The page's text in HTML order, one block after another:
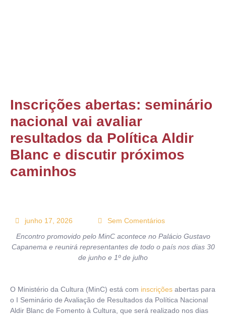
Inscrições abertas: seminário
nacional vai avaliar
resultados da Política Aldir
Blanc e discutir próximos
caminhos
junho 17, 2026
Sem Comentários
Encontro promovido pelo MinC acontece no Palácio Gustavo
Capanema e reunirá representantes de todo o país nos dias 30
de junho e 1º de julho
O Ministério da Cultura (MinC) está com inscrições abertas para
o I Seminário de Avaliação de Resultados da Política Nacional
Aldir Blanc de Fomento à Cultura, que será realizado nos dias